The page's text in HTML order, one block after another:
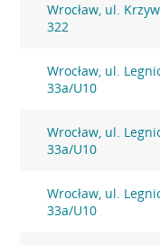
Wrocław, ul.
322
Wrocław, ul.
33a/U10
Wrocław, ul.
33a/U10
Wrocław, ul.
33a/U10